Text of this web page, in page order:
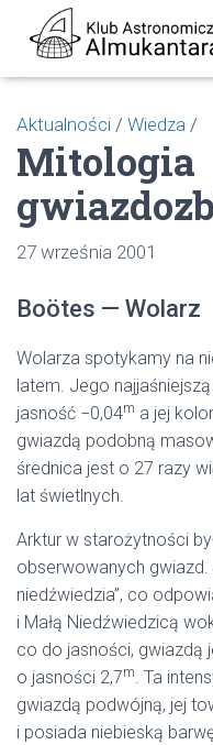
Aktualności / Wiedza /
Mitologia
27 września 2001
Boötes — Wolarz
Wolarza spotykamy na
latem. Jego
jasność −0,04m a jej
gwiazdą podobną
średnica jest o 27 razy
lat świetlnych.
Arktur w starożytności
obserwowanych
niedźwiedzia”, co
i Małą Niedźwiedzicą
co do jasności, gwiazdą
o jasności 2,7m. Ta
gwiazdą podwójną, jej
i posiada niebieską